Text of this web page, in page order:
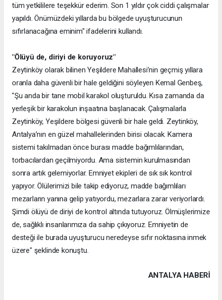
tüm yetkililere teşekkür ederim. Son 1 yıldır çok ciddi çalışmalar
yapıldı. Önümüzdeki yıllarda bu bölgede uyuşturucunun
sıfırlanacağına eminim" ifadelerini kullandı.
"Ölüyü de, diriyi de koruyoruz"
Zeytinköy olarak bilinen Yeşildere Mahallesi’nin geçmiş yıllara
oranla daha güvenli bir hale geldiğini söyleyen Kemal Genbeş,
"Şu anda bir tane mobil karakol oluşturuldu. Kısa zamanda da
yerleşik bir karakolun inşaatına başlanacak. Çalışmalarla
Zeytinköy, Yeşildere bölgesi güvenli bir hale geldi. Zeytinköy,
Antalya’nın en güzel mahallelerinden birisi olacak. Kamera
sistemi takılmadan önce burası madde bağımlılarından,
torbacılardan geçilmiyordu. Ama sistemin kurulmasından
sonra artık gelemiyorlar. Emniyet ekipleri de sık sık kontrol
yapıyor. Ölülerimizi bile takip ediyoruz, madde bağımlıları
mezarların yanına gelip yatıyordu, mezarlara zarar veriyorlardı.
Şimdi ölüyü de diriyi de kontrol altında tutuyoruz. Ölmüşlerimize
de, sağlıklı insanlarımıza da sahip çıkıyoruz. Emniyetin de
desteği ile burada uyuşturucu neredeyse sıfır noktasına inmek
üzere" şeklinde konuştu.
ANTALYA HABERİ